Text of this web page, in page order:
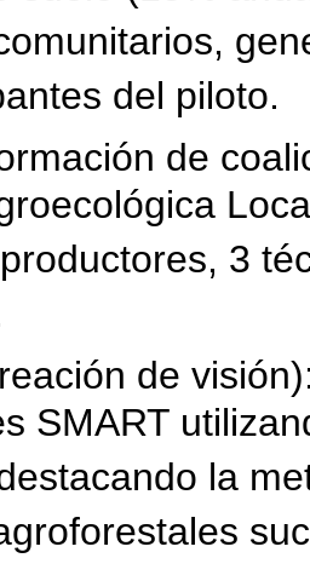
del piloto.
de
3
de
SMART
la